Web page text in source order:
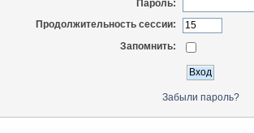
Пароль:
Продолжительность сессии:
Запомнить:
Забыли пароль?